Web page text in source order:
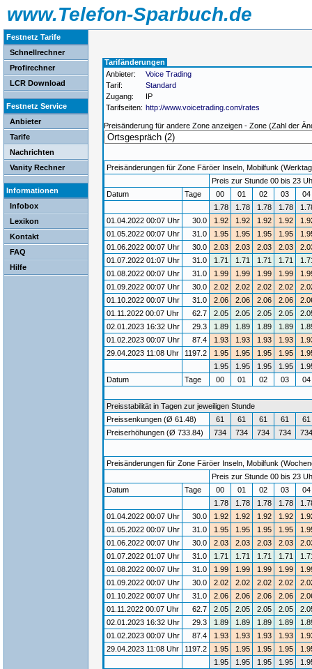
www.Telefon-Sparbuch.de
Festnetz Tarife
Schnellrechner
Profirechner
LCR Download
Festnetz Service
Anbieter
Tarife
Nachrichten
Vanity Rechner
Informationen
Infobox
Lexikon
Kontakt
FAQ
Hilfe
Tarifänderungen
Anbieter:
Voice Trading
Tarif:
Standard
Zugang:
IP
Tarifseiten: http://www.voicetrading.com/rates
Preisänderung für andere Zone anzeigen - Zone (Zahl der
Preisänderungen für Zone Färöer Inseln, Mobilfunk
Preis zur Stunde 00 bis 23
Datum
Tage 00 01 02 03
1.78
1.78 1.78 1.78
01.04.2022 00:07 Uhr
30.0 1.92 1.92 1.92 1.92
01.05.2022 00:07 Uhr
31.0 1.95 1.95 1.95 1.95
01.06.2022 00:07 Uhr
30.0 2.03 2.03 2.03 2.03
01.07.2022 01:07 Uhr
31.0 1.71 1.71 1.71 1.71
01.08.2022 00:07 Uhr
31.0 1.99 1.99 1.99 1.99
01.09.2022 00:07 Uhr
30.0 2.02 2.02 2.02 2.02
01.10.2022 00:07 Uhr
31.0 2.06 2.06 2.06 2.06
01.11.2022 00:07 Uhr
62.7 2.05 2.05 2.05 2.05
02.01.2023 16:32 Uhr
29.3 1.89 1.89 1.89 1.89
01.02.2023 00:07 Uhr
87.4 1.93 1.93 1.93 1.93
29.04.2023 11:08 Uhr
1197.2 1.95 1.95 1.95 1.95
1.95
1.95 1.95 1.95
Datum
Tage 00 01 02 03 04
Preisstabilität in Tagen zur jeweiligen Stunde
Preissenkungen (Ø 61.48)
61 61 61 61
61
Preiserhöhungen (Ø 733.84)
734 734 734 734 734
Preisänderungen für Zone Färöer Inseln, Mobilfunk
Preis zur Stunde 00 bis 23
Datum
Tage 00 01 02 03
1.78
1.78 1.78 1.78
01.04.2022 00:07 Uhr
30.0 1.92 1.92 1.92 1.92
01.05.2022 00:07 Uhr
31.0 1.95 1.95 1.95 1.95
01.06.2022 00:07 Uhr
30.0 2.03 2.03 2.03 2.03
01.07.2022 01:07 Uhr
31.0 1.71 1.71 1.71 1.71
01.08.2022 00:07 Uhr
31.0 1.99 1.99 1.99 1.99
01.09.2022 00:07 Uhr
30.0 2.02 2.02 2.02 2.02
01.10.2022 00:07 Uhr
31.0 2.06 2.06 2.06 2.06
01.11.2022 00:07 Uhr
62.7 2.05 2.05 2.05 2.05
02.01.2023 16:32 Uhr
29.3 1.89 1.89 1.89 1.89
01.02.2023 00:07 Uhr
87.4 1.93 1.93 1.93 1.93
29.04.2023 11:08 Uhr
1197.2 1.95 1.95 1.95 1.95
1.95
1.95 1.95 1.95